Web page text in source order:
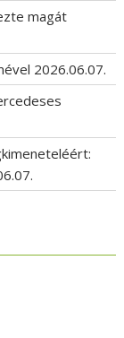
magát
2026.06.07.